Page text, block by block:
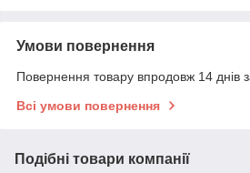
Умови повернення
Повернення товару впродовж 14 днів
Всі умови повернення
Подібні товари компанії